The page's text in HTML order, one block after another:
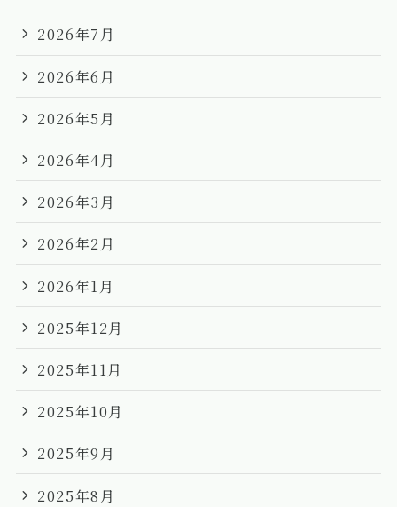
2026年7月
2026年6月
2026年5月
2026年4月
2026年3月
2026年2月
2026年1月
2025年12月
2025年11月
2025年10月
2025年9月
2025年8月